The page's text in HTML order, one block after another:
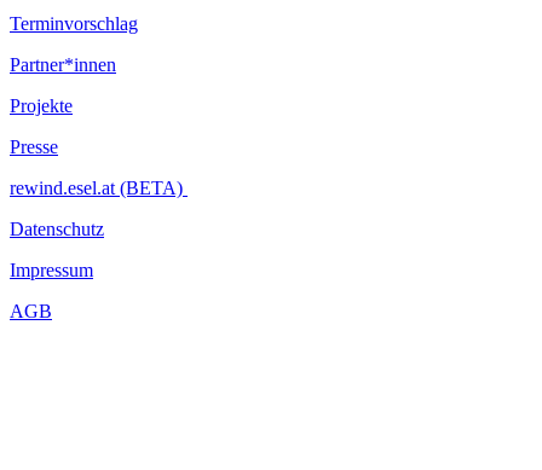
Terminvorschlag
Partner*innen
Projekte
Presse
rewind.esel.at (BETA)
Datenschutz
Impressum
AGB